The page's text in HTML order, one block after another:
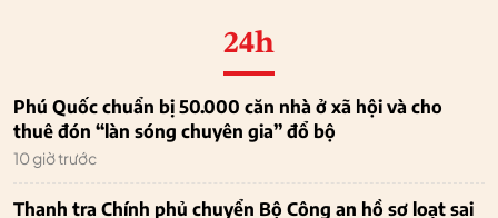
24h
Phú Quốc chuẩn bị 50.000 căn nhà ở xã hội và cho
thuê đón “làn sóng chuyên gia” đổ bộ
10 giờ trước
Thanh tra Chính phủ chuyển Bộ Công an hồ sơ loạt sai